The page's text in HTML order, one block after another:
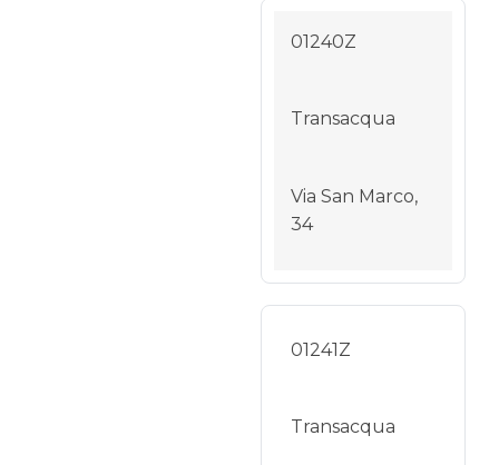
01240Z
Transacqua
Via San Marco,
34
01241Z
Transacqua